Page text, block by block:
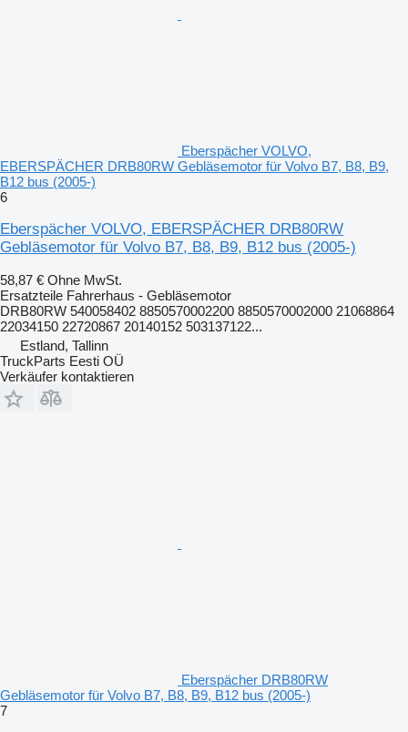
Eberspächer VOLVO,
EBERSPÄCHER DRB80RW Gebläsemotor für Volvo B7, B8, B9,
B12 bus (2005-)
6
Eberspächer VOLVO, EBERSPÄCHER DRB80RW
Gebläsemotor für Volvo B7, B8, B9, B12 bus (2005-)
58,87 € Ohne MwSt.
Ersatzteile Fahrerhaus - Gebläsemotor
DRB80RW 540058402 8850570002200 8850570002000 21068864
22034150 22720867 20140152 503137122...
Estland, Tallinn
TruckParts Eesti OÜ
Verkäufer kontaktieren
Eberspächer DRB80RW
Gebläsemotor für Volvo B7, B8, B9, B12 bus (2005-)
7